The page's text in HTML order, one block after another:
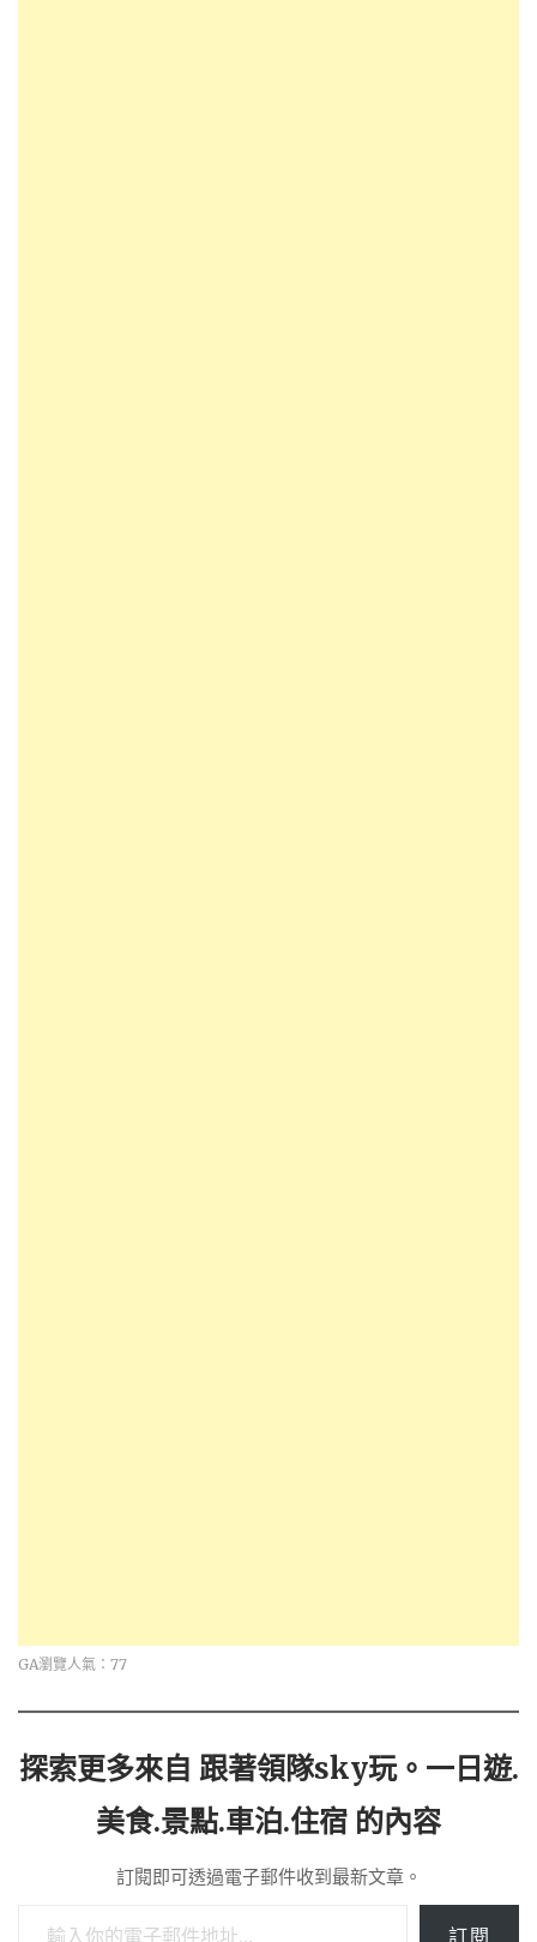
GA瀏覽人氣：77
探索更多來自 跟著領隊sky玩。一日遊.
美食.景點.車泊.住宿 的內容
訂閱即可透過電子郵件收到最新文章。
訂閱